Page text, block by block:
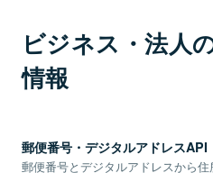
ビジネス・法人
情報
郵便番号・デジタルアドレスAPI
郵便番号とデジタルアドレスから